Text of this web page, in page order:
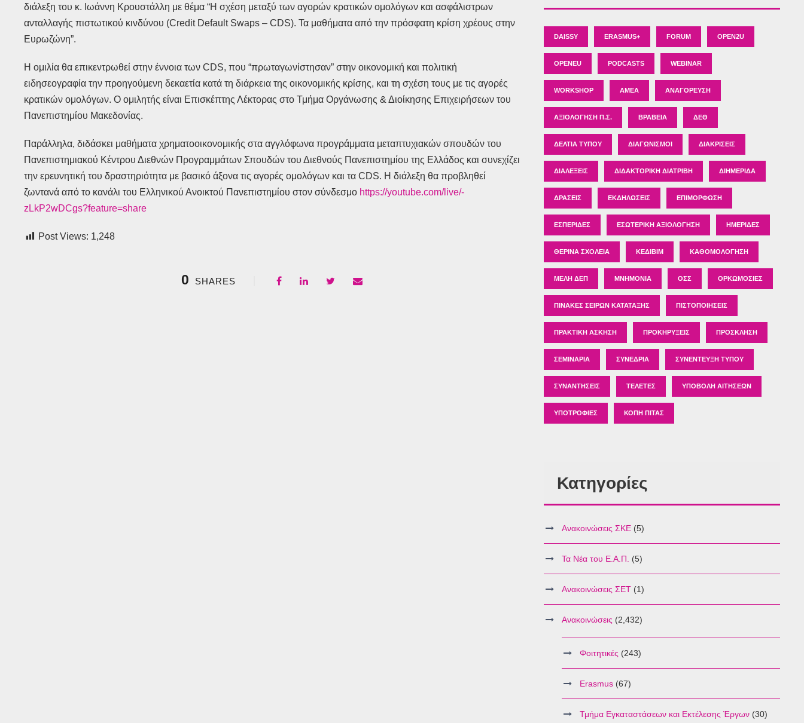
διάλεξη του κ. Ιωάννη Κρουστάλλη με θέμα “Η σχέση μεταξύ των αγορών κρατικών ομολόγων και ασφάλιστρων
ανταλλαγής πιστωτικού κινδύνου (Credit Default Swaps – CDS). Τα μαθήματα από την πρόσφατη κρίση χρέους στην
Ευρωζώνη”.
Η ομιλία θα επικεντρωθεί στην έννοια των CDS, που “πρωταγωνίστησαν” στην οικονομική και πολιτική
ειδησεογραφία την προηγούμενη δεκαετία κατά τη διάρκεια της οικονομικής κρίσης, και τη σχέση τους με τις αγορές
κρατικών ομολόγων. Ο ομιλητής είναι Επισκέπτης Λέκτορας στο Τμήμα Οργάνωσης & Διοίκησης Επιχειρήσεων του
Πανεπιστημίου Μακεδονίας.
Παράλληλα, διδάσκει μαθήματα χρηματοοικονομικής στα αγγλόφωνα προγράμματα μεταπτυχιακών σπουδών του
Πανεπιστημιακού Κέντρου Διεθνών Προγραμμάτων Σπουδών του Διεθνούς Πανεπιστημίου της Ελλάδος και συνεχίζει
την ερευνητική του δραστηριότητα με βασικό άξονα τις αγορές ομολόγων και τα CDS. Η διάλεξη θα προβληθεί
ζωντανά από το κανάλι του Ελληνικού Ανοικτού Πανεπιστημίου στον σύνδεσμο https://youtube.com/live/-
zLkP2wDCgs?feature=share
Post Views: 1,248
0 SHARES
DAISSY ERASMUS+ FORUM OPEN2U
OPENEU PODCASTS WEBINAR
WORKSHOP ΑΜΕΑ ΑΝΑΓΌΡΕΥΣΗ
ΑΞΙΟΛΌΓΗΣΗ Π.Σ. ΒΡΑΒΕΊΑ ΔΕΘ
ΔΕΛΤΊΑ ΤΎΠΟΥ ΔΙΑΓΩΝΙΣΜΟΊ ΔΙΑΚΡΊΣΕΙΣ
ΔΙΑΛΈΞΕΙΣ ΔΙΔΑΚΤΟΡΙΚΉ ΔΙΑΤΡΙΒΉ ΔΙΗΜΕΡΊΔΑ
ΔΡΆΣΕΙΣ ΕΚΔΗΛΏΣΕΙΣ ΕΠΙΜΌΡΦΩΣΗ
ΕΣΠΕΡΊΔΕΣ ΕΣΩΤΕΡΙΚΉ ΑΞΙΟΛΌΓΗΣΗ ΗΜΕΡΊΔΕΣ
ΘΕΡΙΝΆ ΣΧΟΛΕΊΑ ΚΕΔΙΒΙΜ ΚΑΘΟΜΟΛΌΓΗΣΗ
ΜΈΛΗ ΔΕΠ ΜΝΗΜΌΝΙΑ ΟΣΣ ΟΡΚΩΜΟΣΊΕΣ
ΠΊΝΑΚΕΣ ΣΕΙΡΏΝ ΚΑΤΆΤΑΞΗΣ ΠΙΣΤΟΠΟΙΉΣΕΙΣ
ΠΡΑΚΤΙΚΉ ΆΣΚΗΣΗ ΠΡΟΚΗΡΎΞΕΙΣ ΠΡΌΣΚΛΗΣΗ
ΣΕΜΙΝΆΡΙΑ ΣΥΝΈΔΡΙΑ ΣΥΝΈΝΤΕΥΞΗ ΤΎΠΟΥ
ΣΥΝΑΝΤΉΣΕΙΣ ΤΕΛΕΤΈΣ ΥΠΟΒΟΛΉ ΑΙΤΉΣΕΩΝ
ΥΠΟΤΡΟΦΊΕΣ ΚΟΠΉ ΠΊΤΑΣ
Κατηγορίες
Ανακοινώσεις ΣΚΕ (5)
Τα Νέα του Ε.Α.Π. (5)
Ανακοινώσεις ΣΕΤ (1)
Ανακοινώσεις (2,432)
Φοιτητικές (243)
Erasmus (67)
Τμήμα Εγκαταστάσεων και Εκτέλεσης Έργων (30)